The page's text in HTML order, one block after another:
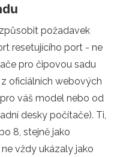
požadavek
resetujícího port - ne
pro čipovou sadu
oficiálních webových
váš model nebo od
desky počítače). Ti,
8, stejně jako
vždy ukázaly jako